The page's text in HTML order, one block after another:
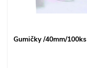
p
sGumičky /40mm/100ks